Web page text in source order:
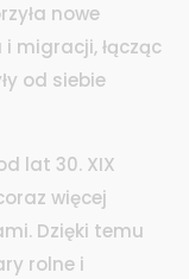
nowe
migracji, łącząc
od siebie
lat 30. XIX
więcej
Dzięki temu
rolne i